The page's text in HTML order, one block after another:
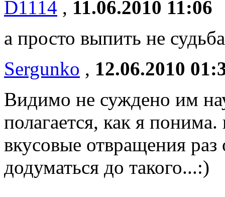
D1114 , 11.06.2010 11:06
а просто выпить не
Sergunko , 12.06.2010
Видимо не суждено им
полагается, как я
вкусовые отвращения раз
додуматься до такого...:)